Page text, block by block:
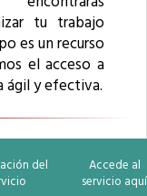
tu trabajo
es un recurso
el acceso a
ágil y efectiva.
del
Accede al
servicio aquí